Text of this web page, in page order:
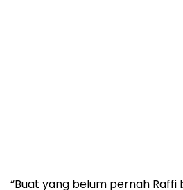
“Buat yang belum pernah